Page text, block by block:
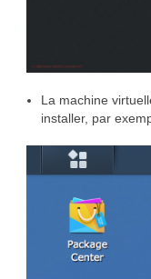
La machine
installer, par